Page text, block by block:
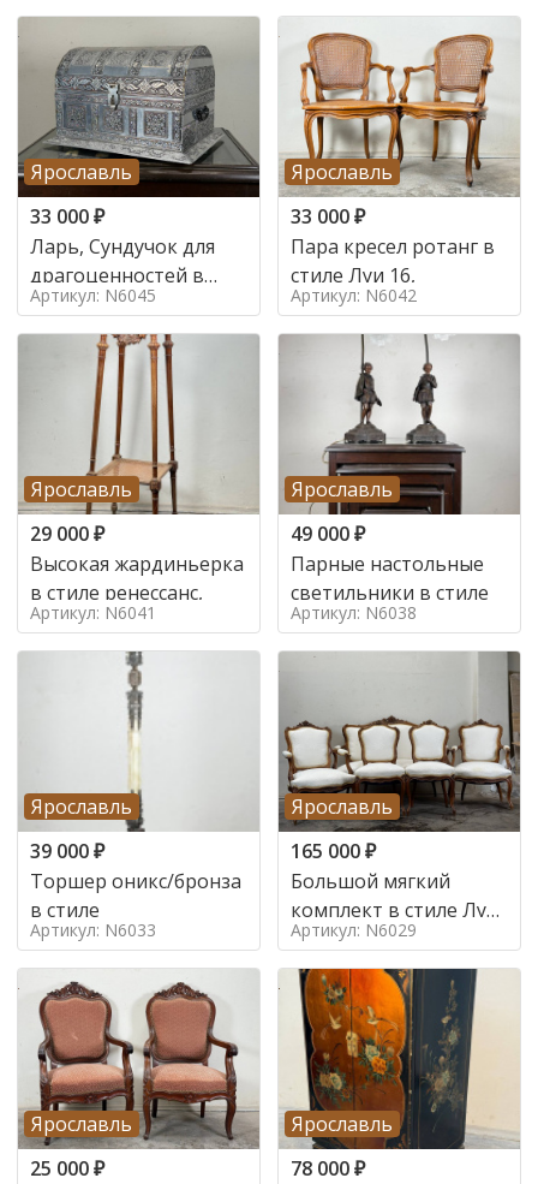
Ярославль
33 000₽
Ларь, Сундучок для
драгоценностей в
стиле
Артикул: N6045
Ярославль
33 000₽
Пара кресел ротанг в
стиле Луи 16,
Артикул: N6042
Ярославль
29 000₽
Высокая жардиньерка
в стиле ренессанс,
Артикул: N6041
Ярославль
49 000₽
Парные настольные
светильники в стиле
Артикул: N6038
Ярославль
39 000₽
Торшер оникс/бронза
в стиле
Артикул: N6033
Ярославль
165 000₽
Большой мягкий
комплект в стиле Луи
в стиле
Артикул: N6029
Ярославль
25 000₽
Ярославль
78 000₽